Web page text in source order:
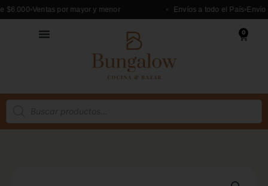
Ir
al
contenido
Ventas por mayor y menor Envíos a todo el País Envío
0
Cart
Búsqueda
productos